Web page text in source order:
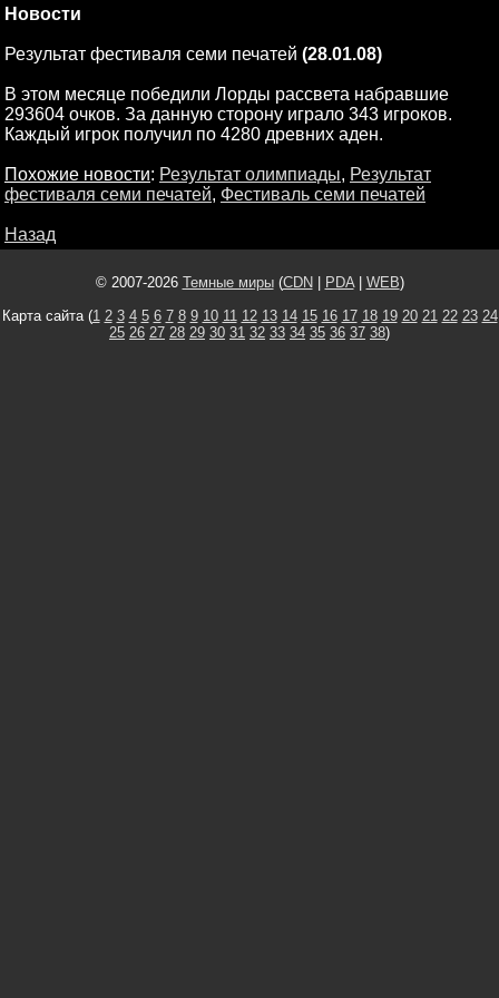
Новости
Результат фестиваля семи печатей (28.01.08)
В этом месяце победили Лорды рассвета набравшие
293604 очков. За данную сторону играло 343 игроков.
Каждый игрок получил по 4280 древних аден.
Похожие новости: Результат олимпиады, Результат
фестиваля семи печатей, Фестиваль семи печатей
Назад
© 2007-2026 Темные миры(CDN PDA| WEB)
Карта сайта (1 2 3 4 5 6 7 8 9 10 11 12 13 14 15 16 17 18 19 20 21 22 23 24
25 26 27 28 29 30 31 32 33 34 35 36 37 38)